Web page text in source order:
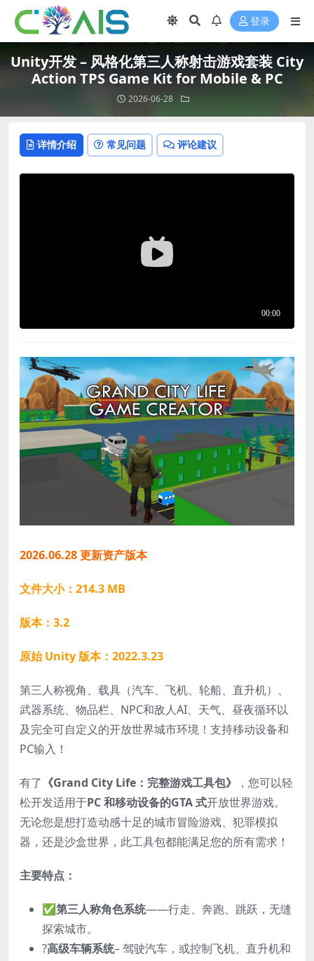
登录
Unity开发 – 风格化第三人称射击游戏套装 City
Action TPS Game Kit for Mobile & PC
2026-06-28
详情介绍 常见问题 评论建议
2026.06.28 更新资产版本
文件大小：214.3 MB
版本：3.2
原始 Unity 版本：2022.3.23
第三人称视角、载具（汽车、飞机、轮船、直升机）、
武器系统、物品栏、NPC和敌人AI、天气、昼夜循环以
及完全可自定义的开放世界城市环境！支持移动设备和
PC输入！
有了 《Grand City Life：完整游戏工具包》
，您可以轻
松开发适用于PC 和移动设备的GTA 式开放世界游戏。
无论您是想打造动感十足的城市冒险游戏、犯罪模拟
器，还是沙盒世界，此工具包都能满足您的所有需求！
主要特点：
✅第三人称角色系统——行走、奔跑、跳跃，无缝
探索城市。
?高级车辆系统– 驾驶汽车，或控制飞机、直升机和